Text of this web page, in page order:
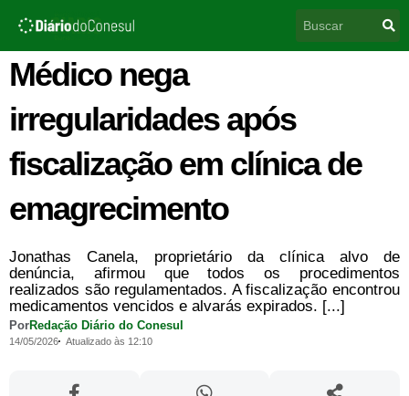
para
conteúdo
Médico nega
irregularidades após
fiscalização em clínica de
emagrecimento
Jonathas Canela, proprietário da clínica alvo de
denúncia, afirmou que todos os procedimentos
realizados são regulamentados. A fiscalização encontrou
medicamentos vencidos e alvarás expirados. [...]
PorRedação Diário do Conesul
14/05/2026 Atualizado às 12:10